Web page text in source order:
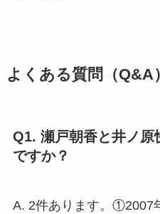
よくある質問（Q&A）
Q1. 瀬戸朝香と井ノ原
ですか？
A. 2件あります。①2007